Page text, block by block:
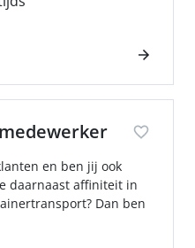
en ben jij ook
daarnaast affiniteit in
Dan ben